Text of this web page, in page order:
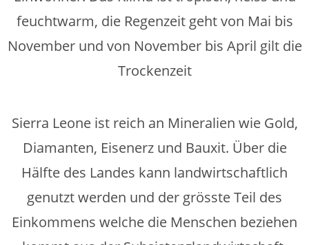
feuchtwarm, die Regenzeit geht von Mai bis
November und von November bis April gilt die
Trockenzeit
Sierra Leone ist reich an Mineralien wie Gold,
Diamanten, Eisenerz und Bauxit. Über die
Hälfte des Landes kann landwirtschaftlich
genutzt werden und der grösste Teil des
Einkommens welche die Menschen beziehen